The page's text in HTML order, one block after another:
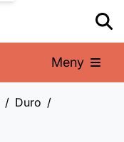
Meny
Duro